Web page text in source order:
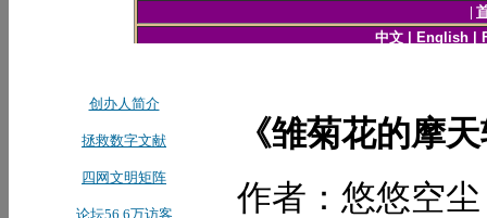
《雏菊花的摩
作者：悠悠空尘